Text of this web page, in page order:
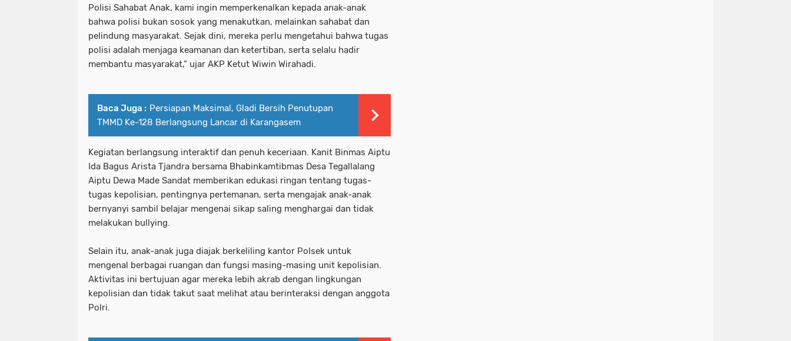
Polisi Sahabat Anak, kami ingin memperkenalkan kepada anak-anak
bahwa polisi bukan sosok yang menakutkan, melainkan sahabat dan
pelindung masyarakat. Sejak dini, mereka perlu mengetahui bahwa tugas
polisi adalah menjaga keamanan dan ketertiban, serta selalu hadir
membantu masyarakat,” ujar AKP Ketut Wiwin Wirahadi.
Baca Juga : Persiapan Maksimal, Gladi Bersih Penutupan
TMMD Ke-128 Berlangsung Lancar di Karangasem
Kegiatan berlangsung interaktif dan penuh keceriaan. Kanit Binmas Aiptu
Ida Bagus Arista Tjandra bersama Bhabinkamtibmas Desa Tegallalang
Aiptu Dewa Made Sandat memberikan edukasi ringan tentang tugas-
tugas kepolisian, pentingnya pertemanan, serta mengajak anak-anak
bernyanyi sambil belajar mengenai sikap saling menghargai dan tidak
melakukan bullying.
Selain itu, anak-anak juga diajak berkeliling kantor Polsek untuk
mengenal berbagai ruangan dan fungsi masing-masing unit kepolisian.
Aktivitas ini bertujuan agar mereka lebih akrab dengan lingkungan
kepolisian dan tidak takut saat melihat atau berinteraksi dengan anggota
Polri.